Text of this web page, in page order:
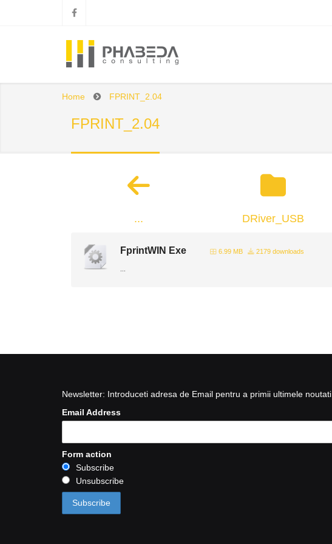
FPRINT_2.04
Home FPRINT_2.04
... DRiver_USB
FprintWIN Exe 6.99 MB 2179 downloads
...
Newsletter: Introduceti adresa de Email pentru a primii ultimele noutati
Email Address
Form action
Subscribe
Unsubscribe